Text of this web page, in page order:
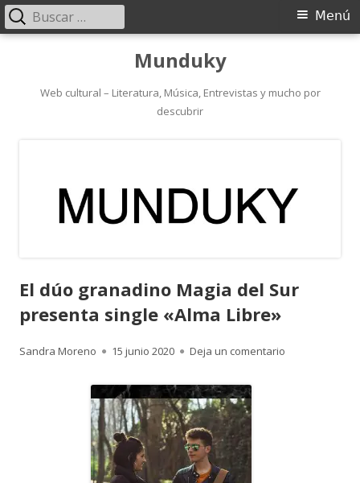
contenido
Munduky
Web cultural – Literatura, Música, Entrevistas y mucho por
descubrir
Menú
Menú
Buscar:
El dúo granadino Magia del Sur
presenta single «Alma Libre»
Autor
Sandra Moreno
Publicado
15 junio 2020 Deja un comentario